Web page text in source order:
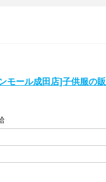
モール成田店]子供服の